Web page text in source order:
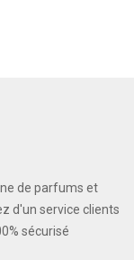
de parfums et
d'un service clients
sécurisé